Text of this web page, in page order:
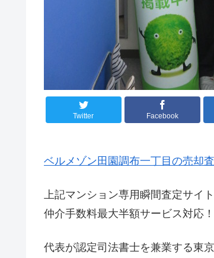
Twitter Facebook
ベルメゾン田園調布一丁目の売却
上記マンション専用瞬間査定サイ
仲介手数料最大半額サービス対応
代表が認定司法書士を兼業する東